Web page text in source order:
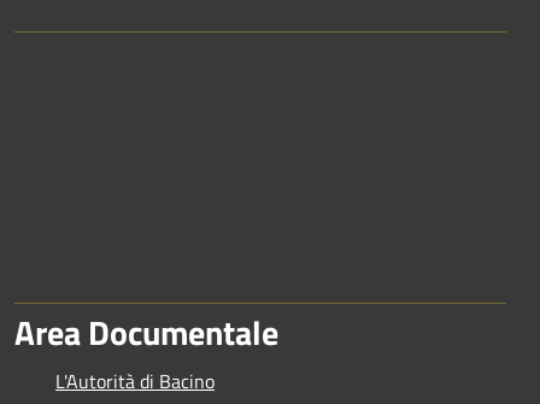
Area Documentale
L'Autorità di Bacino